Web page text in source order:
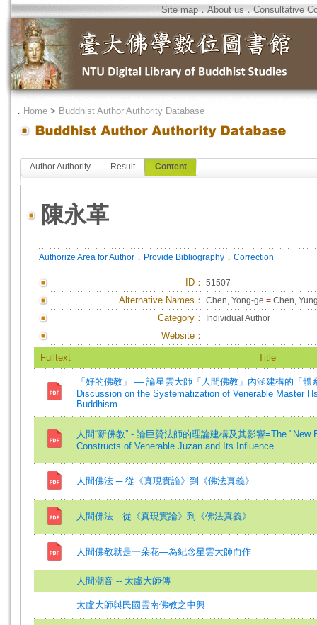
Site map．About us．Consultative
． Home > Buddhist Author Authority Database
Author Authority Result Content
陳永革
Authorize Area for Author ． Provide Bibliography ． Correction
ID ： 51507
Alternative Names： Chen, Yong-ge = Chen,
Category： Individual Author
Website：
Fulltext Title
「好的佛教」 — 論星雲大師「人間佛教」內涵建構的「體
Discussion on the Systematization of Venerable Master
Buddhism
人間“新佛教” - 論巨贊法師的理論建構及其影響=The
Constructs of Venerable Juzan and Its Influence
人間佛法 ─ 從《真現實論》到《佛法真義》
人間佛法―從《真現實論》到《佛法真義》
人間佛教就是一朵花―為紀念星雲大師而作
人間潮音 -- 太虛大師傳
太虛大師與民國雲南佛教之中興